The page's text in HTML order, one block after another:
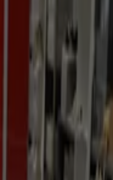
und
Sportgeschäfte
Optiker und
SchreibwarenBanken
Accessoires in